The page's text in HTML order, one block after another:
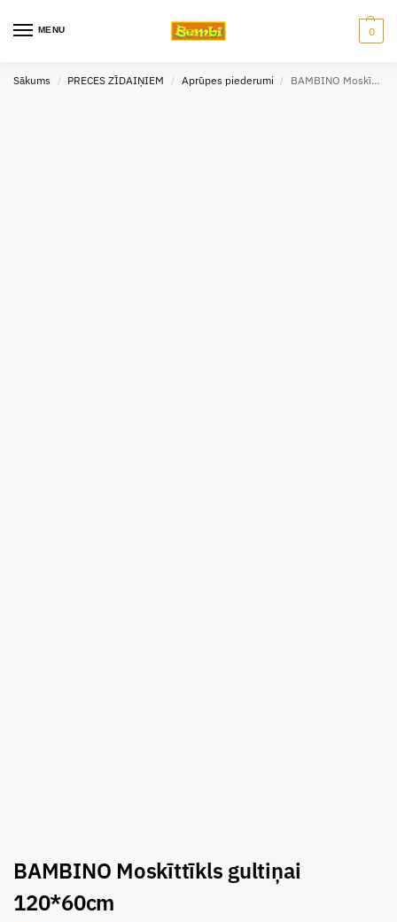
MENU 0
Sākums / PRECES ZĪDAIŅIEM / Aprūpes piederumi / BAMBINO Moskīttīkls gultiņai 120*60cm
BAMBINO Moskīttīkls gultiņai
120*60cm